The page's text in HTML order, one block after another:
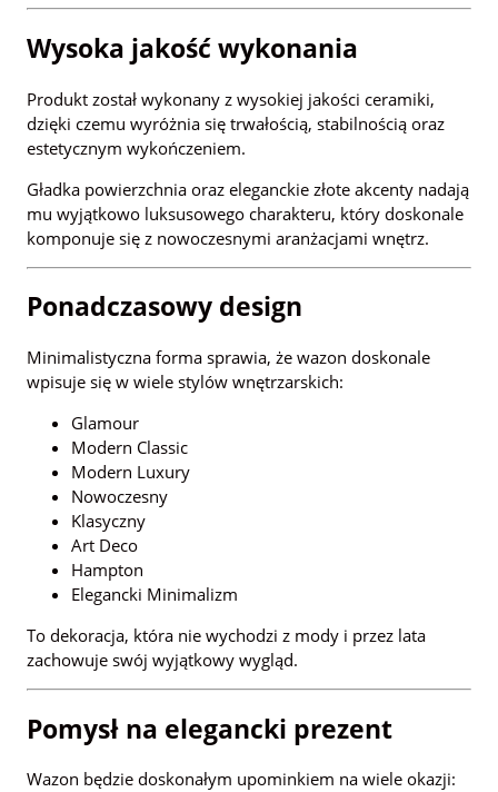
Wysoka jakość wykonania
Produkt został wykonany z wysokiej jakości ceramiki,
dzięki czemu wyróżnia się trwałością, stabilnością oraz
estetycznym wykończeniem.
Gładka powierzchnia oraz eleganckie złote akcenty nadają
mu wyjątkowo luksusowego charakteru, który doskonale
komponuje się z nowoczesnymi aranżacjami wnętrz.
Ponadczasowy design
Minimalistyczna forma sprawia, że wazon doskonale
wpisuje się w wiele stylów wnętrzarskich:
Glamour
Modern Classic
Modern Luxury
Nowoczesny
Klasyczny
Art Deco
Hampton
Elegancki Minimalizm
To dekoracja, która nie wychodzi z mody i przez lata
zachowuje swój wyjątkowy wygląd.
Pomysł na elegancki prezent
Wazon będzie doskonałym upominkiem na wiele okazji: